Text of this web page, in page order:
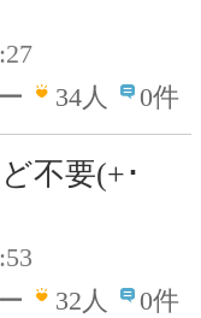
34人 0件
不要(+･
32人 0件